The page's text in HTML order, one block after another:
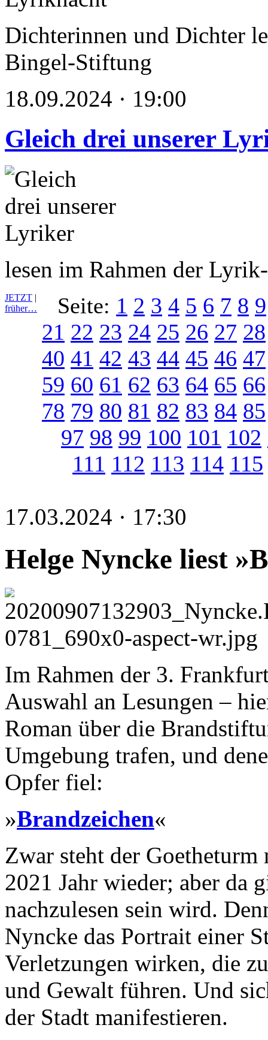
Dichterinnen und Dichter
Bingel-Stiftung
18.09.2024 · 19:00
Gleich drei unserer
lesen im Rahmen der
JETZT |
früher…
Seite: 1 2 3 4 5 6 7 8 9
21 22 23 24 25 26 27 28
40 41 42 43 44 45 46 47
59 60 61 62 63 64 65 66
78 79 80 81 82 83 84 85
97 98 99 100 101 102
111 112 113 114 115
17.03.2024 · 17:30
Helge Nyncke liest
Im Rahmen der 3.
Auswahl an Lesungen –
Roman über die
Umgebung trafen, und
Opfer fiel:
»Brandzeichen«
Zwar steht der Goetheturm
2021 Jahr wieder; aber da
nachzulesen sein wird.
Nyncke das Portrait einer
Verletzungen wirken, die
und Gewalt führen. Und
der Stadt manifestieren.